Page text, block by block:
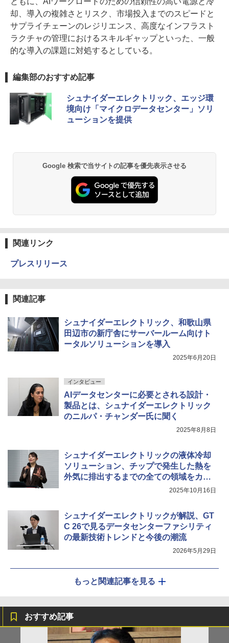
却、導入の複雑さとリスク、市場投入までのスピードと
サプライチェーンのレジリエンス、高度なインフラスト
ラクチャの管理におけるスキルギャップといった、一般
的な導入の課題に対処するとしている。
編集部のおすすめ記事
シュナイダーエレクトリック、エッジ環
境向け「マイクロデータセンター」ソリ
ューションを提供
Google 検索で当サイトの記事を優先表示させる
関連リンク
プレスリリース
関連記事
シュナイダーエレクトリック、和歌山県
田辺市の新庁舎にサーバールーム向けト
ータルソリューションを導入
2025年6月20日
インタビュー
AIデータセンターに必要とされる設計・
製品とは、シュナイダーエレクトリック
のニルパ・チャンダー氏に聞く
2025年8月8日
シュナイダーエレクトリックの液体冷却
ソリューション、チップで発生した熱を
外気に排出するまでの全ての領域をカバ
2025年10月16日
シュナイダーエレクトリックが解説、GT
C 26で見るデータセンターファシリティ
の最新技術トレンドと今後の潮流
2026年5月29日
もっと関連記事を見る
おすすめ記事